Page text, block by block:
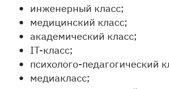
инженерный класс;
медицинский класс;
академический класс;
IT-класс;
психолого-педагогический
медиакласс;